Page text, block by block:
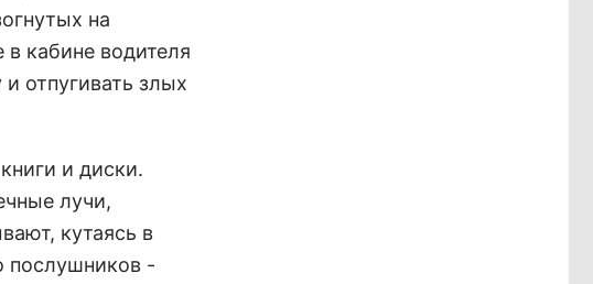
на
кабине водителя
отпугивать злых
и диски.
лучи,
кутаясь в
послушников -